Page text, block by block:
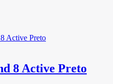
8 Active Preto